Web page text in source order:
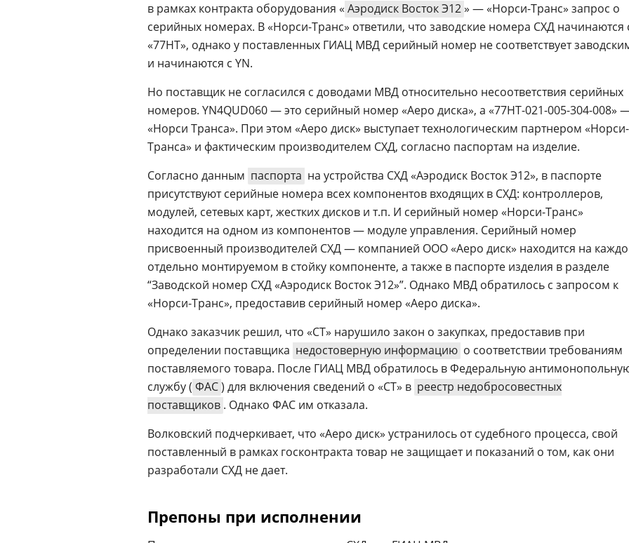
в рамках контракта оборудования « Аэродиск Восток Э12» — «Норси-Транс» запрос о
серийных номерах. В «Норси-Транс» ответили, что заводские номера СХД начинаются
«77НТ», однако у поставленных ГИАЦ МВД серийный номер не соответствует
и начинаются с YN.
Но поставщик не согласился с доводами МВД относительно несоответствия серийных
номеров. YN4QUD060 — это серийный номер «Аеро диска», а «77НТ-021-005-304-008»
«Норси Транса». При этом «Аеро диск» выступает технологическим партнером «Норси-
Транса» и фактическим производителем СХД, согласно паспортам на изделие.
Согласно данным паспорта на устройства СХД «Аэродиск Восток Э12», в паспорте
присутствуют серийные номера всех компонентов входящих в СХД: контроллеров,
модулей, сетевых карт, жестких дисков и т.п. И серийный номер «Норси-Транс»
находится на одном из компонентов — модуле управления. Серийный номер
присвоенный производителей СХД — компанией ООО «Аеро диск» находится на
отдельно монтируемом в стойку компоненте, а также в паспорте изделия в разделе
“Заводской номер СХД «Аэродиск Восток Э12»”. Однако МВД обратилось с запросом к
«Норси-Транс», предоставив серийный номер «Аеро диска».
Однако заказчик решил, что «СТ» нарушило закон о закупках, предоставив при
определении поставщика недостоверную информацию о соответствии требованиям
поставляемого товара. После ГИАЦ МВД обратилось в Федеральную
службу ( ФАС) для включения сведений о «СТ» в реестр недобросовестных
поставщиков . Однако ФАС им отказала.
Волковский подчеркивает, что «Аеро диск» устранилось от судебного процесса, свой
поставленный в рамках госконтракта товар не защищает и показаний о том, как они
разработали СХД не дает.
Препоны при исполнении